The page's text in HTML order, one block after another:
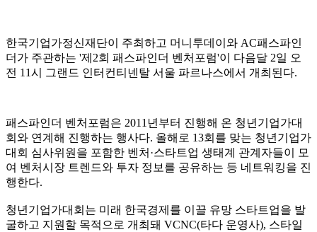
한국기업가정신재단이 주최하고 머니투데이와 AC패스파인
더가 주관하는 '제2회 패스파인더 벤처포럼'이 다음달 2일 오
전 11시 그랜드 인터컨티넨탈 서울 파르나스에서 개최된다.
패스파인더 벤처포럼은 2011년부터 진행해 온 청년기업가대
회와 연계해 진행하는 행사다. 올해로 13회를 맞는 청년기업가
대회 심사위원을 포함한 벤처·스타트업 생태계 관계자들이 모
여 벤처시장 트렌드와 투자 정보를 공유하는 등 네트워킹을 진
행한다.
청년기업가대회는 미래 한국경제를 이끌 유망 스타트업을 발
굴하고 지원할 목적으로 개최돼 VCNC(타다 운영사), 스타일